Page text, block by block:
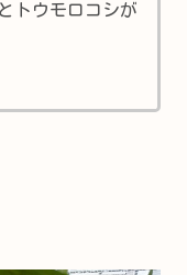
トウモロコシが